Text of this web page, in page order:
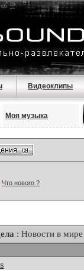
Видеоклипы
Моя музыка
Что нового ?
: Новости в